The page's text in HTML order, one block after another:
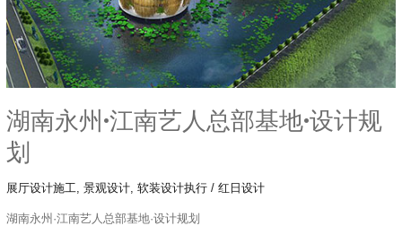
湖南永州·江南艺人总部基地·设计规
划
展厅设计施工, 景观设计, 软装设计执行/ 红日设计
湖南永州·江南艺人总部基地·设计规划
部
基
地
·
计
规
划